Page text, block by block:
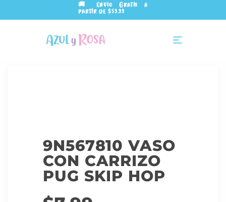
🚚 Envío Gratis a
partir de $59.99
9N567810 VASO
CON CARRIZO
PUG SKIP HOP